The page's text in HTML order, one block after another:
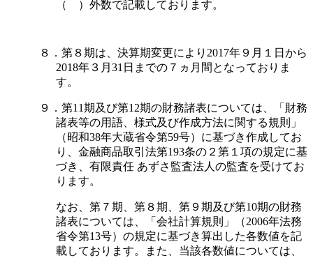
（ ）外数で記載しております。
８．第８期は、決算期変更により2017年９月１日から
2018年３月31日までの７ヵ月間となっておりま
す。
９．第11期及び第12期の財務諸表については、「財務
諸表等の用語、様式及び作成方法に関する規則」
（昭和38年大蔵省令第59号）に基づき作成してお
り、金融商品取引法第193条の２第１項の規定に基
づき、有限責任 あずさ監査法人の監査を受けてお
ります。
なお、第７期、第８期、第９期及び第10期の財務
諸表については、「会社計算規則」（2006年法務
省令第13号）の規定に基づき算出した各数値を記
載しております。また、当該各数値については、